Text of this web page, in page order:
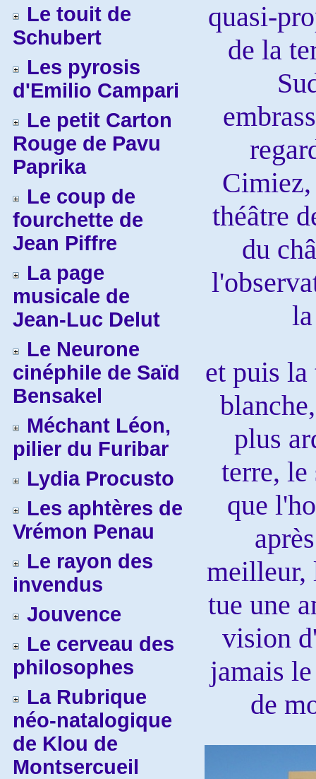
Le touit de
Schubert
Les pyrosis
d'Emilio Campari
Le petit Carton
Rouge de Pavu
Paprika
Le coup de
fourchette de
Jean Piffre
La page
musicale de
Jean-Luc Delut
Le Neurone
cinéphile de Saïd
Bensakel
Méchant Léon,
pilier du Furibar
Lydia Procusto
Les aphtères de
Vrémon Penau
Le rayon des
invendus
Jouvence
Le cerveau des
philosophes
La Rubrique
néo-natalogique
de Klou de
Montsercueil
quasi-
de la
théâtre
du
et puis la
plus
terre, le
que
meilleur,
tue une
vision
jamais
de